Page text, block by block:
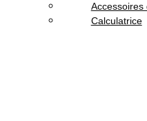
Onduleur
Téléphonie & Tablette
Accessoires
Calculatrice